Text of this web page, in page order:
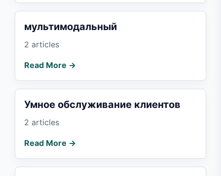
мультимодальный
2 articles
Read More →
Умное обслуживание клиентов
2 articles
Read More →